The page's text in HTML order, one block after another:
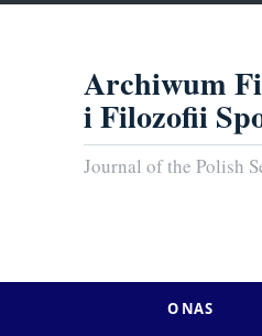
Archiwum
i Filozofii
Journal of the Polish
O NAS